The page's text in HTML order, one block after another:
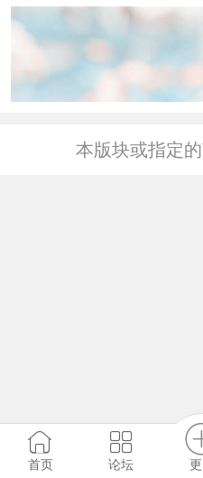
本版块或指定
首页 论坛